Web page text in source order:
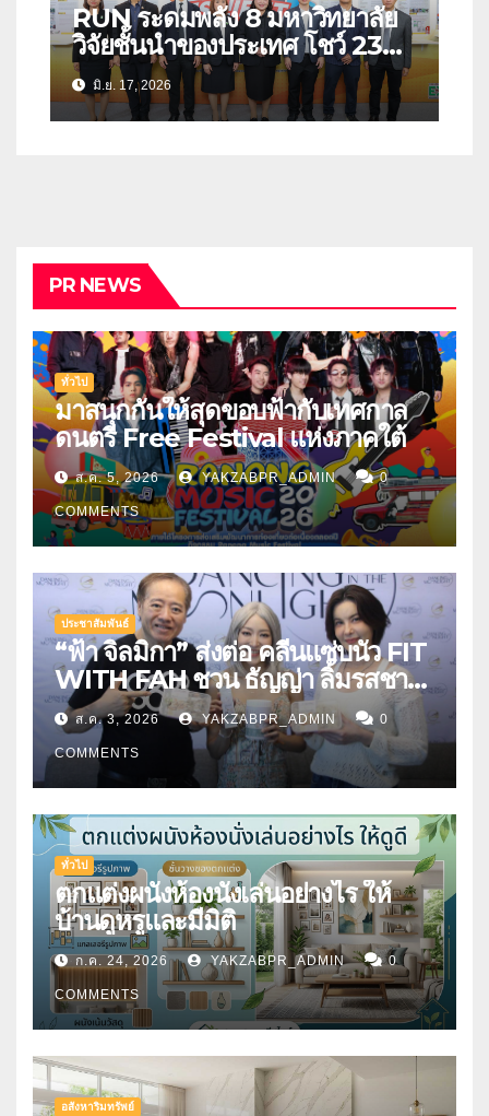
RUN ระดมพลัง 8 มหาวิทยาลัย
วิจัยชั้นนำของประเทศ โชว์ 23
นวัตกรรมรับมือภัยพิบัติ สร้าง
“ประเทศไทยที่พร้อมรับวิกฤต” ใน
งานมหกรรมงานวิจัยแห่งชาติ
มิ.ย. 17, 2026
PR NEWS
ทั่วไป
มาสนุกกันให้สุดขอบฟ้ากับเทศกาล
ดนตรี Free Festival แห่งภาคใต้
ส.ค. 5, 2026 YAKZABPR_ADMIN 0
COMMENTS
ประชาสัมพันธ์
“ฟ้า จิลมิกา” ส่งต่อ คลีนแซ่บนัว FIT
WITH FAH ชวน ธัญญ่า ลิ้มรสชาติ
อาหารคลีนสุดพรีเมียม
ส.ค. 3, 2026 YAKZABPR_ADMIN 0
COMMENTS
ทั่วไป
ตกแต่งผนังห้องนั่งเล่นอย่างไร ให้
บ้านดูหรูและมีมิติ
ก.ค. 24, 2026 YAKZABPR_ADMIN 0
COMMENTS
อสังหาริมทรัพย์